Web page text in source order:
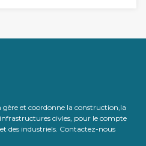
et coordonne la construction,la
civles, pour le compte
des industriels. Contactez-nous